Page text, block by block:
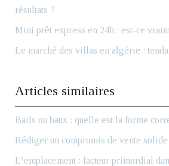
résultats ?
Mini prêt express en 24h : est-ce
Le marché des villas en algérie :
Articles similaires
Bails ou baux : quelle est la forme
Rédiger un compromis de vente
L’emplacement : facteur primordial